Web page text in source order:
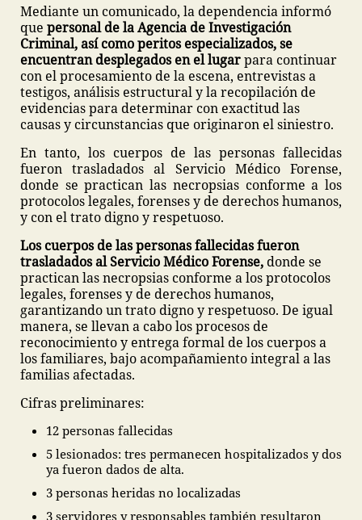
Mediante un comunicado, la dependencia informó
que personal de la Agencia de Investigación
Criminal, así como peritos especializados, se
encuentran desplegados en el lugarpara continuar
con el procesamiento de la escena, entrevistas a
testigos, análisis estructural y la recopilación de
evidencias para determinar con exactitud las
causas y circunstancias que originaron el siniestro.
En tanto, los cuerpos de las personas fallecidas
fueron trasladados al Servicio Médico Forense,
donde se practican las necropsias conforme a los
protocolos legales, forenses y de derechos humanos,
y con el trato digno y respetuoso.
Los cuerpos de las personas fallecidas fueron
trasladados al Servicio Médico Forense,donde se
practican las necropsias conforme a los protocolos
legales, forenses y de derechos humanos,
garantizando un trato digno y respetuoso. De igual
manera, se llevan a cabo los procesos de
reconocimiento y entrega formal de los cuerpos a
los familiares, bajo acompañamiento integral a las
familias afectadas.
Cifras preliminares:
12 personas fallecidas
5 lesionados: tres permanecen hospitalizados y dos
ya fueron dados de alta.
3 personas heridas no localizadas
3 servidores y responsables también resultaron